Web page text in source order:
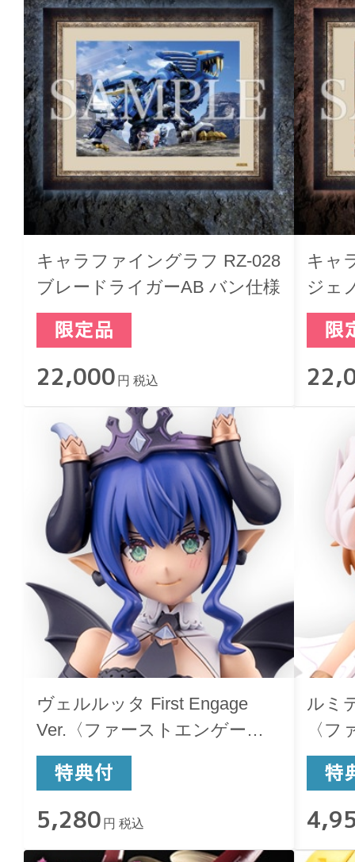
キャラファイングラフ RZ-028
ブレードライガーAB バン仕様
22,000 円 税込
キャ
ジェ
様
ヴェルルッタ First Engage
Ver.〈ファーストエンゲージ
Ver.〉
5,280 円 税込
ルミ
〈フ
Ver.〉